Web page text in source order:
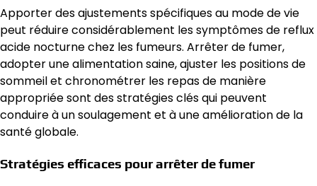
Apporter des ajustements spécifiques au mode de vie
peut réduire considérablement les symptômes de reflux
acide nocturne chez les fumeurs. Arrêter de fumer,
adopter une alimentation saine, ajuster les positions de
sommeil et chronométrer les repas de manière
appropriée sont des stratégies clés qui peuvent
conduire à un soulagement et à une amélioration de la
santé globale.
Stratégies efficaces pour arrêter de fumer